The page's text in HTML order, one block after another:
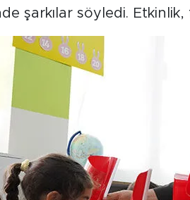
şarkılar söyledi.